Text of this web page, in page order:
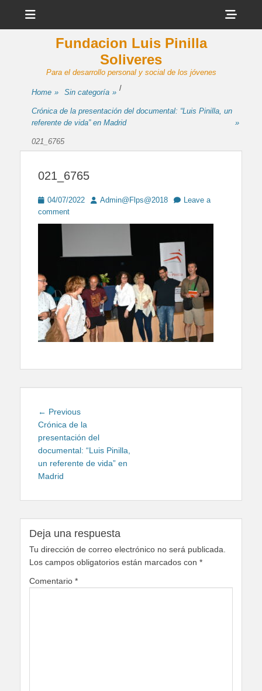
Fundacion Luis Pinilla
Soliveres
Para el desarrollo personal y social de los jóvenes
Home » Sin categoría » /
Crónica de la presentación del documental: “Luis Pinilla, un
referente de vida” en Madrid
»
021_6765
021_6765
Posted
on
04/07/2022 Author
Admin@Flps@2018
Leave a
comment
Navegación
de
entradas
← PreviousPrevious
post:
Crónica de la
presentación del
documental: “Luis Pinilla,
un referente de vida” en
Madrid
Deja una respuesta
Tu dirección de correo electrónico no será publicada.
Los campos obligatorios están marcados con *
Comentario *